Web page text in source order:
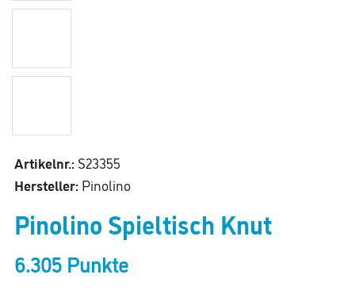
Artikelnr.: S23355
Hersteller: Pinolino
Pinolino Spieltisch Knut
6.305 Punkte